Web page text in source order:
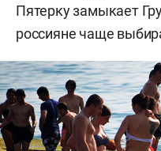
Пятерку замыкает
россияне чаще